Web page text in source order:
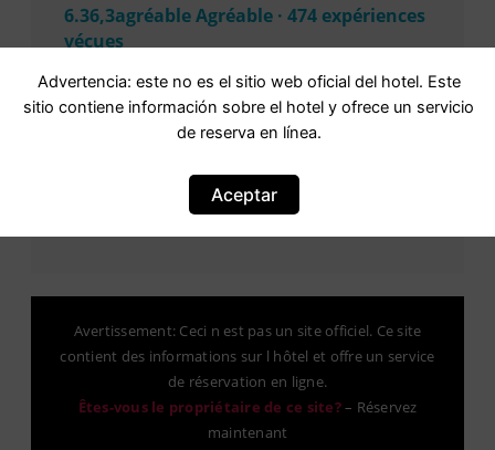
6.36,3agréable Agréable · 474 expériences
vécues
Basé sur 474 commentaires
Avertissement: Ceci n est pas un site officiel. Ce site
contient des informations sur l hôtel et offre un service
de réservation en ligne.
Êtes-vous le propriétaire de ce site?– Réservez
maintenant
Advertencia: este no es el sitio web oficial del hotel. Este
sitio contiene información sobre el hotel y ofrece un servicio
de reserva en línea.
Aceptar